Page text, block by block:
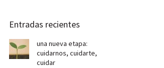
Entradas recientes
una nueva etapa:
cuidarnos, cuidarte,
cuidar